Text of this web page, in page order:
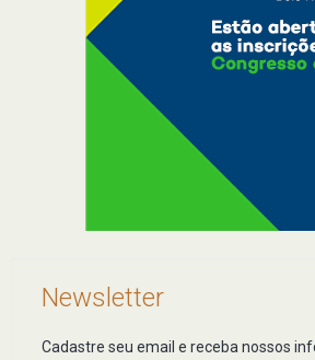
Newsletter
Cadastre seu email e receba nossos